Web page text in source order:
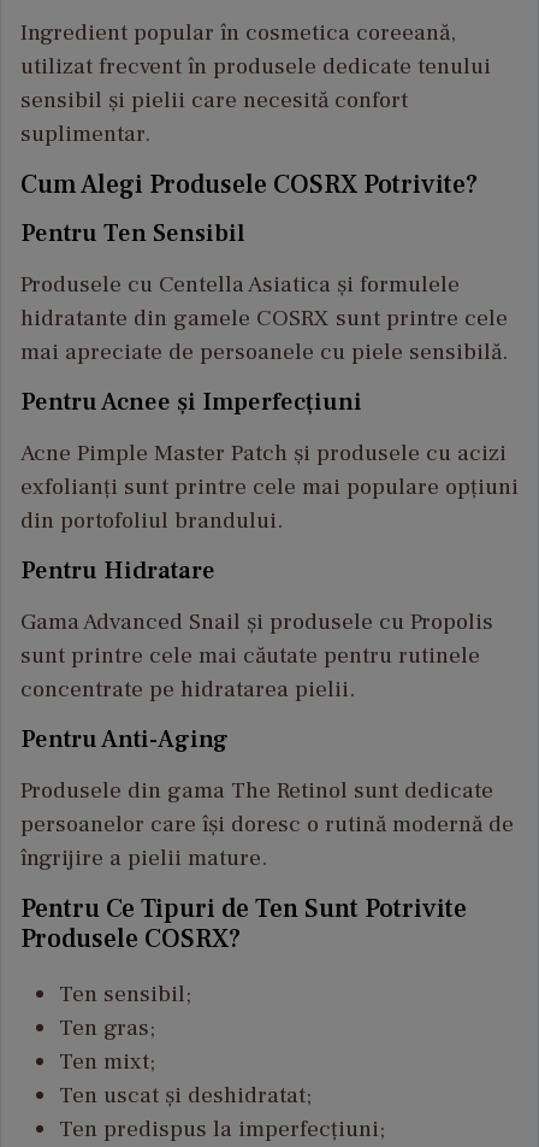
Ingredient popular în cosmetica coreeană,
utilizat frecvent în produsele dedicate tenului
sensibil și pielii care necesită confort
suplimentar.
Cum Alegi Produsele COSRX Potrivite?
Pentru Ten Sensibil
Produsele cu Centella Asiatica și formulele
hidratante din gamele COSRX sunt printre cele
mai apreciate de persoanele cu piele sensibilă.
Pentru Acnee și Imperfecțiuni
Acne Pimple Master Patch și produsele cu acizi
exfolianți sunt printre cele mai populare opțiuni
din portofoliul brandului.
Pentru Hidratare
Gama Advanced Snail și produsele cu Propolis
sunt printre cele mai căutate pentru rutinele
concentrate pe hidratarea pielii.
Pentru Anti-Aging
Produsele din gama The Retinol sunt dedicate
persoanelor care își doresc o rutină modernă de
îngrijire a pielii mature.
Pentru Ce Tipuri de Ten Sunt Potrivite
Produsele COSRX?
Ten sensibil;
Ten gras;
Ten mixt;
Ten uscat și deshidratat;
Ten predispus la imperfecțiuni;